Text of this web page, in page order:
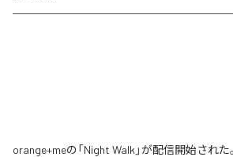
orange+meの「Night Walk」が配信開始され